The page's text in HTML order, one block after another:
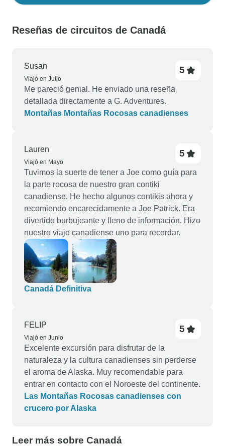
Reseñas de circuitos de Canadá
Susan
Viajó en Julio
5
Me pareció genial. He enviado una reseña
detallada directamente a G. Adventures.
Montañas Montañas Rocosas canadienses
Lauren
Viajó en Mayo
5
Tuvimos la suerte de tener a Joe como guía para
la parte rocosa de nuestro gran contiki
canadiense. He hecho algunos contikis ahora y
recomiendo encarecidamente a Joe Patrick. Era
divertido burbujeante y lleno de información. Hizo
nuestro viaje canadiense uno para recordar.
Canadá Definitiva
FELIP
Viajó en Junio
5
Excelente excursión para disfrutar de la
naturaleza y la cultura canadienses sin perderse
el aroma de Alaska. Muy recomendable para
entrar en contacto con el Noroeste del continente.
Las Montañas Rocosas canadienses con
crucero por Alaska
Leer más sobre Canadá